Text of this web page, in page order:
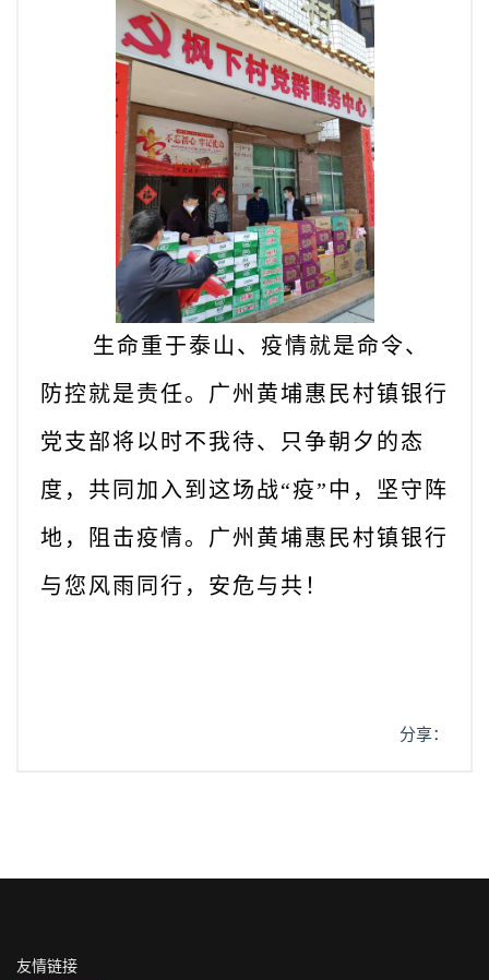
生命重于泰山、疫情就是命令、
防控就是责任。广州黄埔惠民村镇银行
党支部将以时不我待、只争朝夕的态
度，共同加入到这场战“疫”中，坚守阵
地，阻击疫情。广州黄埔惠民村镇银行
与您风雨同行，安危与共！
分享：
友情链接